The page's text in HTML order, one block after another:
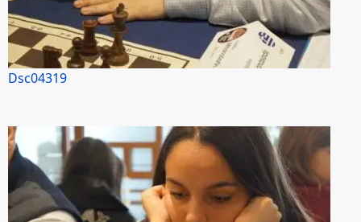
Dsc04319